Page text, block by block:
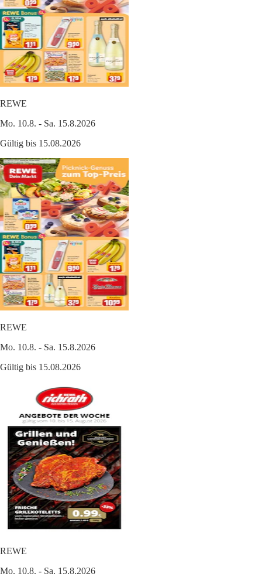
REWE
Mo. 10.8. - Sa. 15.8.2026
Gültig bis 15.08.2026
REWE
Mo. 10.8. - Sa. 15.8.2026
Gültig bis 15.08.2026
REWE
Mo. 10.8. - Sa. 15.8.2026